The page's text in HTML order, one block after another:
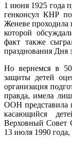
1 июня 1925 года
генконсул КНР
Женеве проходила
которой
факт также
празднования Дня
Но вернемся в
защиты детей
организация
правда, имела
ООН представила
касающийся
Верховный Совет
13 июля 1990 года,